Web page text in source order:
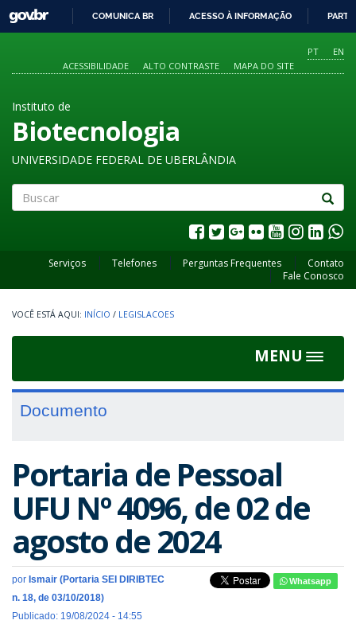
O
CONTEÚDO
GOVBR
COMUNICA BR ACESSO À INFORMAÇÃO
PT
EN
ACESSIBILIDADE
ALTO CONTRASTE MAPA DO SITE
Instituto de
Biotecnologia
UNIVERSIDADE FEDERAL DE UBERLÂNDIA
Serviços Telefones Perguntas Frequentes
Contato
Fale Conosco
INÍCIO / LEGISLACOES
MENU
Toggle
Documento
Portaria de Pessoal
UFU Nº 4096, de 02 de
agosto de 2024
por Ismair (Portaria SEI DIRIBTEC
n. 18, de 03/10/2018)
Publicado: 19/08/2024 - 14:55
Whatsapp